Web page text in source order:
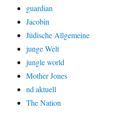
guardian
Jacobin
Jüdische Allgemeine
junge Welt
jungle world
Mother Jones
nd aktuell
The Nation